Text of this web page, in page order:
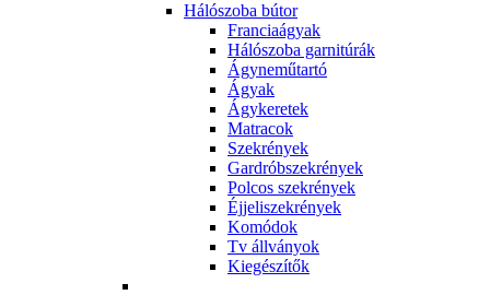
Hálószoba bútor
Franciaágyak
Hálószoba garnitúrák
Ágyneműtartó
Ágyak
Ágykeretek
Matracok
Szekrények
Gardróbszekrények
Polcos szekrények
Éjjeliszekrények
Komódok
Tv állványok
Kiegészítők